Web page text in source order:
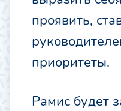
проявить,
приоритеты.
Рамис будет